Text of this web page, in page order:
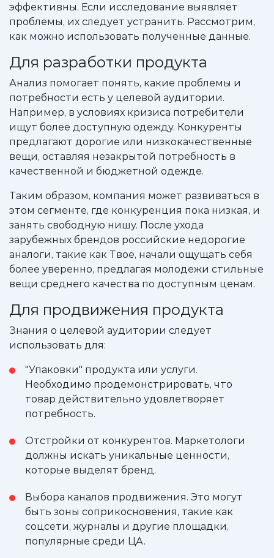
эффективны. Если исследование выявляет
проблемы, их следует устранить. Рассмотрим,
как можно использовать полученные данные.
Для разработки продукта
Анализ помогает понять, какие проблемы и
потребности есть у целевой аудитории.
Например, в условиях кризиса потребители
ищут более доступную одежду. Конкуренты
предлагают дорогие или низкокачественные
вещи, оставляя незакрытой потребность в
качественной и бюджетной одежде.
Таким образом, компания может развиваться в
этом сегменте, где конкуренция пока низкая, и
занять свободную нишу. После ухода
зарубежных брендов российские недорогие
аналоги, такие как Твое, начали ощущать себя
более уверенно, предлагая молодежи стильные
вещи среднего качества по доступным ценам.
Для продвижения продукта
Знания о целевой аудитории следует
использовать для:
"Упаковки" продукта или услуги.
Необходимо продемонстрировать, что
товар действительно удовлетворяет
потребность.
Отстройки от конкурентов. Маркетологи
должны искать уникальные ценности,
которые выделят бренд.
Выбора каналов продвижения. Это могут
быть зоны соприкосновения, такие как
соцсети, журналы и другие площадки,
популярные среди ЦА.